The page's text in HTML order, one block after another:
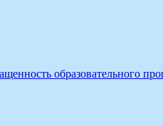
образовательного